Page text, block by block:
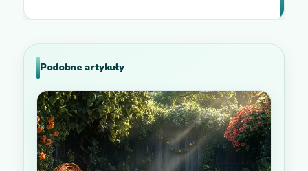
Podobne artykuły